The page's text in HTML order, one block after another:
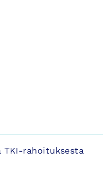
TKI-rahoituksesta